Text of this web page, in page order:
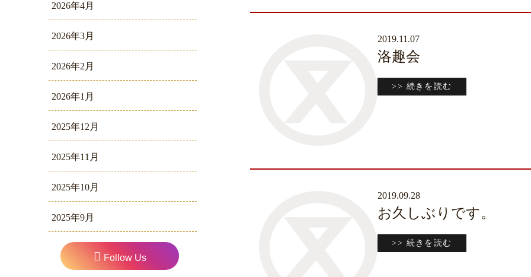
2026年4月
2026年3月
2026年2月
2026年1月
2025年12月
2025年11月
2025年10月
2025年9月
Follow Us
2019.11.07
洛趣会
>> 続きを読む
2019.09.28
お久しぶりです。
>> 続きを読む